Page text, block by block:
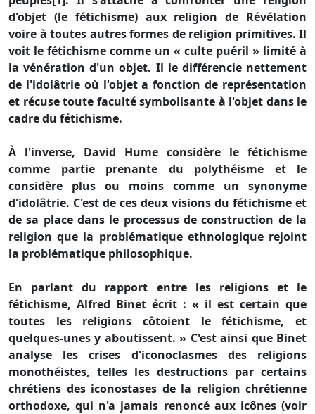
d'objet (le fétichisme) aux religion de Révélation
voire à toutes autres formes de religion primitives. Il
voit le fétichisme comme un « culte puéril » limité à
la vénération d'un objet. Il le différencie nettement
de l'idolâtrie où l'objet a fonction de représentation
et récuse toute faculté symbolisante à l'objet dans le
cadre du fétichisme.
À l'inverse, David Hume considère le fétichisme
comme partie prenante du polythéisme et le
considère plus ou moins comme un synonyme
d'idolâtrie. C'est de ces deux visions du fétichisme et
de sa place dans le processus de construction de la
religion que la problématique ethnologique rejoint
la problématique philosophique.
En parlant du rapport entre les religions et le
fétichisme, Alfred Binet écrit : « il est certain que
toutes les religions côtoient le fétichisme, et
quelques-unes y aboutissent. » C'est ainsi que Binet
analyse les crises d'iconoclasmes des religions
monothéistes, telles les destructions par certains
chrétiens des iconostases de la religion chrétienne
orthodoxe, qui n'a jamais renoncé aux icônes (voir